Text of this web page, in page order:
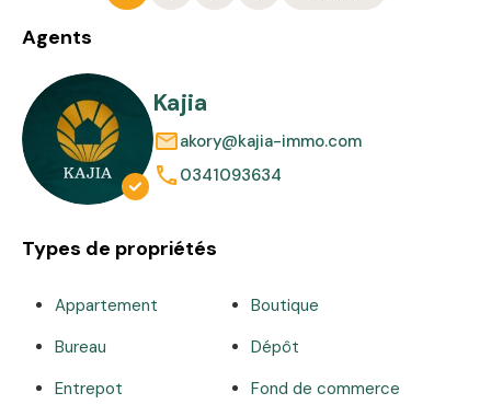
Agents
Kajia
akory@kajia-immo.com
0341093634
Types de propriétés
Appartement
Boutique
Bureau
Dépôt
Entrepot
Fond de commerce